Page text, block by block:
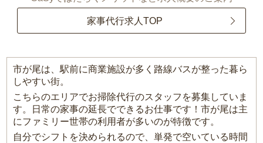
家事代行求人TOP
市が尾は、駅前に商業施設が多く路線バスが整った暮ら
しやすい街。
こちらのエリアでお掃除代行のスタッフを募集していま
す。日常の家事の延長でできるお仕事です！市が尾は主
にファミリー世帯の利用者が多いのが特徴です。
自分でシフトを決められるので、単発で空いている時間